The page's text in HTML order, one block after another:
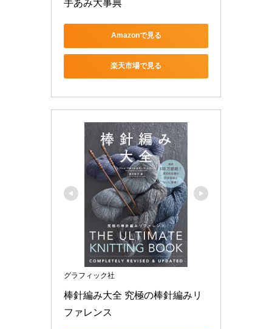
手あみ大事典
Amazonで見る
楽天市場で見る
グラフィック社
棒針編み大全 究極の棒針編みリ
ファレンス